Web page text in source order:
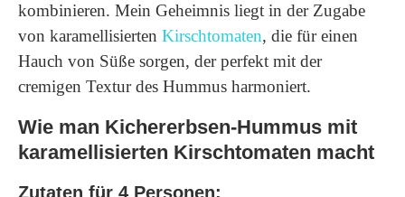
kombinieren. Mein Geheimnis liegt in der Zugabe
von karamellisierten Kirschtomaten, die für einen
Hauch von Süße sorgen, der perfekt mit der
cremigen Textur des Hummus harmoniert.
Wie man Kichererbsen-Hummus mit
karamellisierten Kirschtomaten macht
Zutaten für 4 Personen: